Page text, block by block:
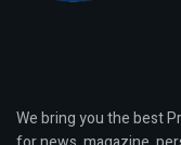
We bring you the best